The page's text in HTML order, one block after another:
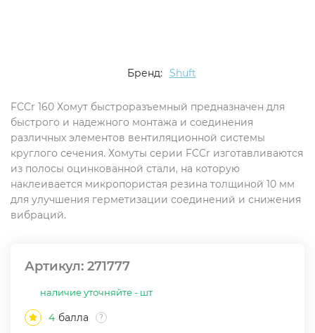
Бренд: Shuft
FCCr 160 Хомут быстроразъемный предназначен для
быстрого и надежного монтажа и соединения
различных элементов вентиляционной системы
круглого сечения. Хомуты cерии FCCr изготавливаются
из полосы оцинкованной стали, на которую
наклеивается микропористая резина толщиной 10 мм
для улучшения герметизации соединений и снижения
вибраций.
Артикул: 271777
наличие уточняйте - шт
4 балла ?